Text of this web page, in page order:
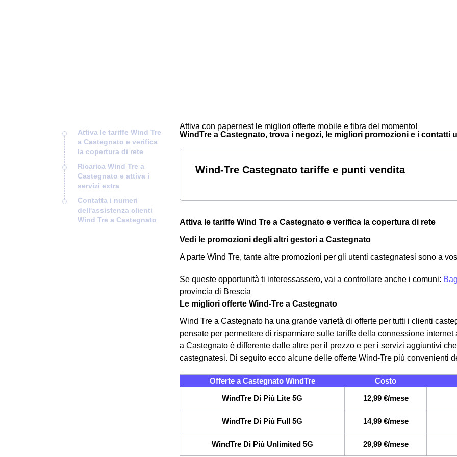
Attiva le tariffe Wind Tre
a Castegnato e verifica
la copertura di rete
Ricarica Wind Tre a
Castegnato e attiva i
servizi extra
Contatta i numeri
dell'assistenza clienti
Wind Tre a Castegnato
Attiva con papernest le migliori offerte mobile e fibra del momento!
WindTre a Castegnato, trova i negozi, le migliori promozioni e i contatti
Wind-Tre Castegnato tariffe e punti vendita
Attiva le tariffe Wind Tre a Castegnato e verifica la copertura di rete
Vedi le promozioni degli altri gestori a Castegnato
A parte Wind Tre, tante altre promozioni per gli utenti castegnatesi sono a
Se queste opportunità ti interessassero, vai a controllare anche i comuni:
provincia di Brescia
Le migliori offerte Wind-Tre a Castegnato
Wind Tre a Castegnato ha una grande varietà di offerte per tutti i clienti
pensate per permettere di risparmiare sulle tariffe della connessione
a Castegnato è differente dalle altre per il prezzo e per i servizi aggiuntivi
castegnatesi. Di seguito ecco alcune delle offerte Wind-Tre più convenienti
Offerte a Castegnato WindTre
Costo
WindTre Di Più Lite 5G
12,99 €/mese
WindTre Di Più Full 5G 14,99 €/mese
WindTre Di Più Unlimited 5G 29,99 €/mese